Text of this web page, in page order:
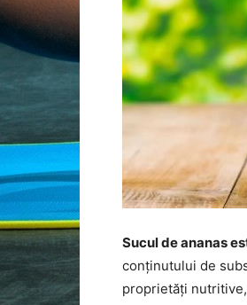
Sucul de ananas
conținutului de
proprietăți